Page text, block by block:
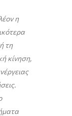
η
τη
κίνηση,